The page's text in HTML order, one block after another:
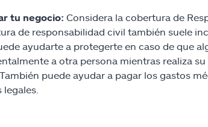
tu negocio: Considera la cobertura de
de responsabilidad civil también suele
ayudarte a protegerte en caso de que
a otra persona mientras realiza
puede ayudar a pagar los gastos